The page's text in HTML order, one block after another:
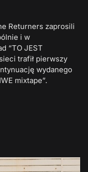
Returners zaprosili
i w
“TO JEST
trafił pierwszy
wydanego
mixtape”.